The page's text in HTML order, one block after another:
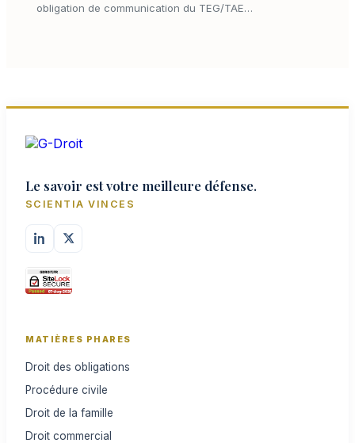
obligation de communication du TEG/TAEG
Le savoir est votre meilleure défense.
SCIENTIA VINCES
MATIÈRES PHARES
Droit des obligations
Procédure civile
Droit de la famille
Droit commercial